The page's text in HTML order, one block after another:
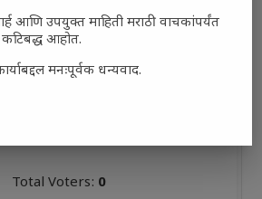
(0%, 0 Votes)
Total Voters: 0
आणि उपयुक्त माहिती मराठी वाचकांपर्यंत
कटिबद्ध आहोत.
मनःपूर्वक धन्यवाद.